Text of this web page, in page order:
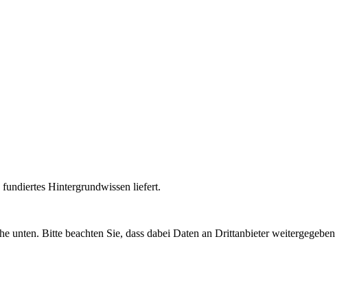
Hintergrundwissen liefert.
Bitte beachten Sie, dass dabei Daten an Drittanbieter weitergegeben